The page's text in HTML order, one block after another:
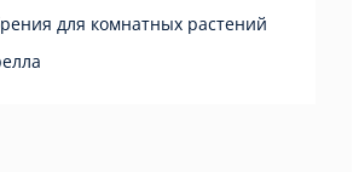
для комнатных растений